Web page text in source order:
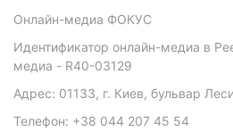
Онлайн-медиа ФОКУС
Идентификатор онлайн-медиа в
медиа - R40-03129
Адрес: 01133, г. Киев, бульвар
Телефон: +38 044 207 45 54